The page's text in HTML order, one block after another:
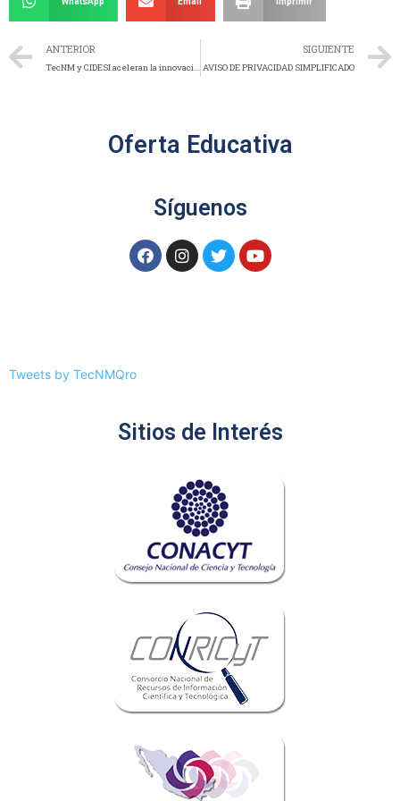
ANTERIOR
TecNM y CIDESI aceleran la innovación tecnológica
SIGUIENTE
AVISO DE PRIVACIDAD SIMPLIFICADO
Oferta Educativa
Síguenos
Tweets by TecNMQro
Sitios de Interés